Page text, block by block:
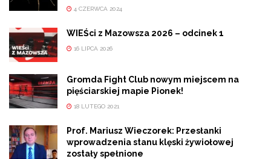
4 CZERWCA 2024
WIEŚci z Mazowsza 2026 – odcinek 1
16 LIPCA 2026
Gromda Fight Club nowym miejscem na
pięściarskiej mapie Pionek!
18 LUTEGO 2021
Prof. Mariusz Wieczorek: Przesłanki
wprowadzenia stanu klęski żywiołowej
zostały spełnione